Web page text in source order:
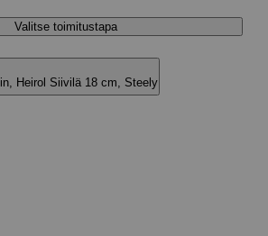
Valitse toimitustapa
Heirol Siivilä 18 cm, Steely